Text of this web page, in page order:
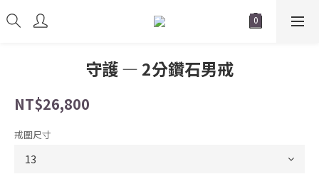
守護 — 2分鑽石男戒
NT$26,800
戒圍尺寸